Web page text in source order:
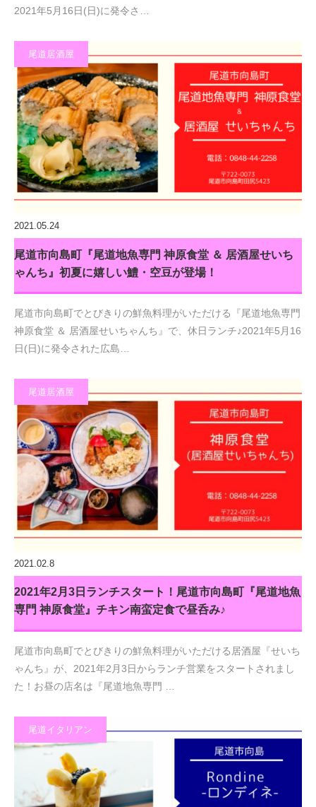
2021年5月16日(日)に発令さ…
尾道居酒屋
2021.05.24
尾道市向島町『尾道地魚専門 神原食堂 ＆ 居酒屋せいち
ゃんち』初夏に嬉しい鱧・空豆が登場！
尾道市向島町でとびきりの鮮魚料理がいただける『尾道地魚専門
神原食堂 ＆ 居酒屋せいちゃんち』で、休日ランチ♪2021年5月16
日(日)に発令された広島…
尾道居酒屋
2021.02.8
2021年2月3日ランチスタート！尾道市向島町『尾道地魚
専門 神原食堂』チキン南蛮定食で昼呑み♪
尾道市向島町でとびきりの鮮魚料理がいただける居酒屋『せいち
ゃんち』が、2021年2月3日からランチ営業をスタートされまし
た！お昼の店名は『尾道地魚専門 …
尾道イタリアン